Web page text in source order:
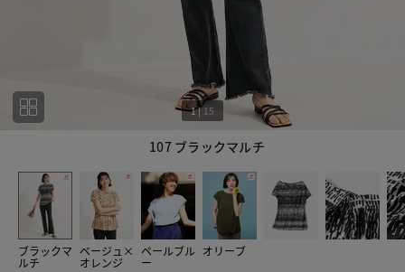
107 ブラックマルチ
1|15
ブラックマ
ルチ
ベージュ×
オレンジ
ペールブル
ー
オリーブ
15